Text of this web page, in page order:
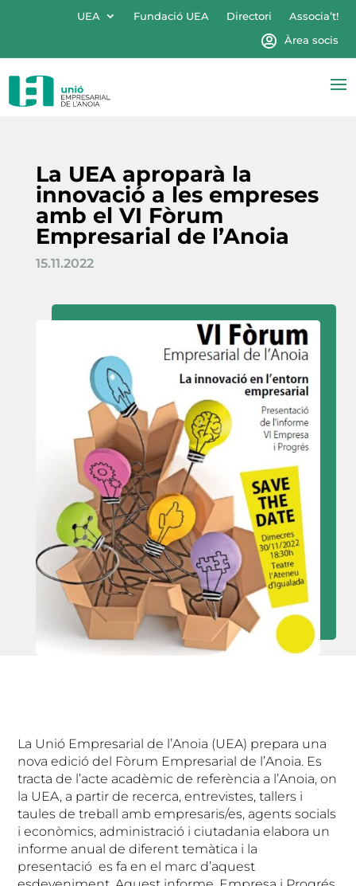
UEA Fundació UEA Directori
Associa’t!
Àrea socis
La UEA aproparà la
innovació a les empreses
amb el VI Fòrum
Empresarial de l’Anoia
15.11.2022
La Unió Empresarial de l’Anoia (UEA) prepara una
nova edició del Fòrum Empresarial de l’Anoia. Es
tracta de l’acte acadèmic de referència a l’Anoia, on
la UEA, a partir de recerca, entrevistes, tallers i
taules de treball amb empresaris/es, agents socials
i econòmics, administració i ciutadania elabora un
informe anual de diferent temàtica i la
presentació es fa en el marc d’aquest